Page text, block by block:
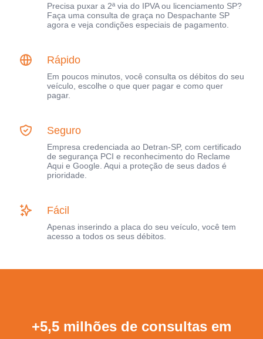
Precisa puxar a 2ª via do IPVA ou licenciamento SP?
Faça uma consulta de graça no Despachante SP
agora e veja condições especiais de pagamento.
Rápido
Em poucos minutos, você consulta os débitos do seu
veículo, escolhe o que quer pagar e como quer
pagar.
Seguro
Empresa credenciada ao Detran-SP, com certificado
de segurança PCI e reconhecimento do Reclame
Aqui e Google. Aqui a proteção de seus dados é
prioridade.
Fácil
Apenas inserindo a placa do seu veículo, você tem
acesso a todos os seus débitos.
+5,5 milhões de consultas em